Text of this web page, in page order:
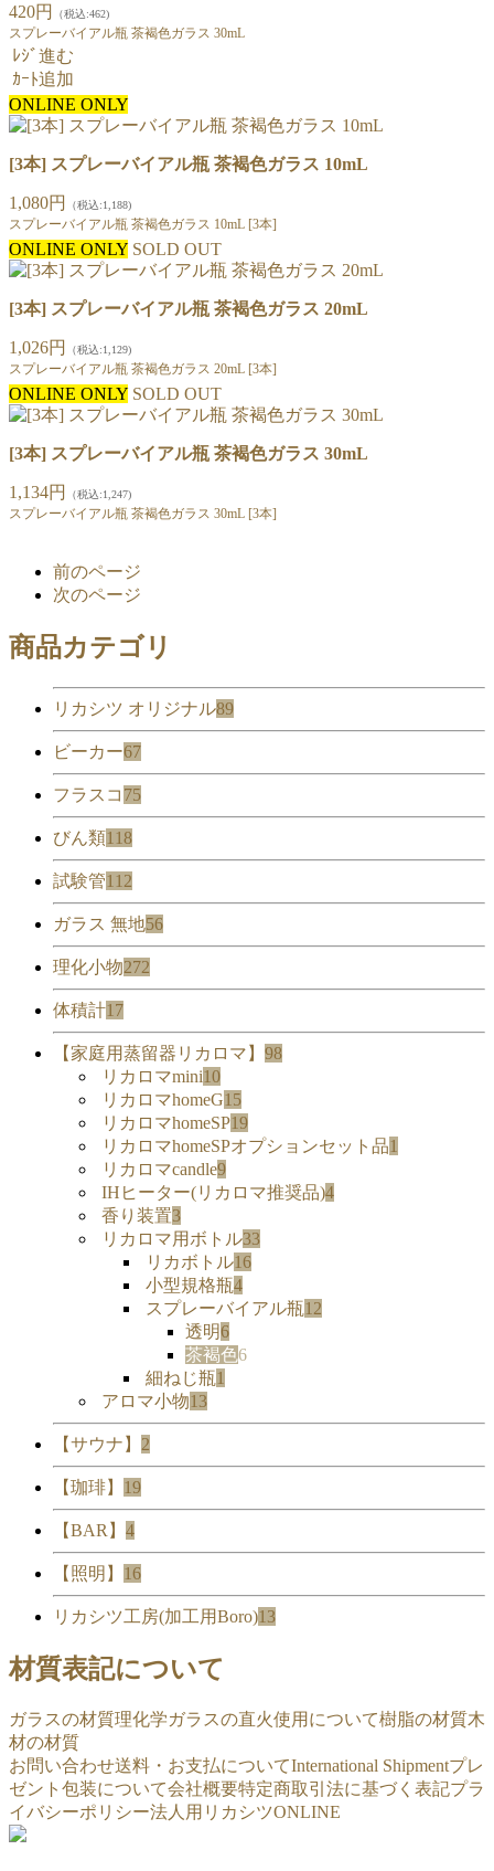
420円 （税込:462)
スプレーバイアル瓶 茶褐色ガラス 30mL
ﾚｼﾞ進む
ｶｰﾄ追加
ONLINE ONLY
[3本] スプレーバイアル瓶 茶褐色ガラス 10mL
1,080円 （税込:1,188)
スプレーバイアル瓶 茶褐色ガラス 10mL [3本]
ONLINE ONLY SOLD OUT
[3本] スプレーバイアル瓶 茶褐色ガラス 20mL
1,026円 （税込:1,129)
スプレーバイアル瓶 茶褐色ガラス 20mL [3本]
ONLINE ONLY SOLD OUT
[3本] スプレーバイアル瓶 茶褐色ガラス 30mL
1,134円 （税込:1,247)
スプレーバイアル瓶 茶褐色ガラス 30mL [3本]
前のページ
次のページ
商品カテゴリ
リカシツ オリジナル89
ビーカー67
フラスコ 75
びん類118
試験管112
ガラス 無地56
理化小物272
体積計17
【家庭用蒸留器リカロマ】 98
リカロマmini10
リカロマhomeG15
リカロマhomeSP19
リカロマhomeSPオプションセット品1
リカロマcandle9
IHヒーター(リカロマ推奨品)4
香り装置3
リカロマ用ボトル33
リカボトル16
小型規格瓶4
スプレーバイアル瓶12
透明6
茶褐色6
細ねじ瓶1
アロマ小物13
【サウナ】 2
【珈琲】 19
【BAR】 4
【照明】 16
リカシツ工房(加工用Boro)13
材質表記について
ガラスの材質理化学ガラスの直火使用について樹脂の材質木
材の材質
お問い合わせ送料・お支払についてInternational Shipmentプレ
ゼント包装について会社概要特定商取引法に基づく表記プラ
イバシーポリシー法人用リカシツONLINE